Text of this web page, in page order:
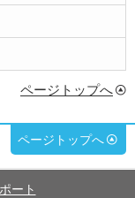
ページトップへ
ページトップへ
ート